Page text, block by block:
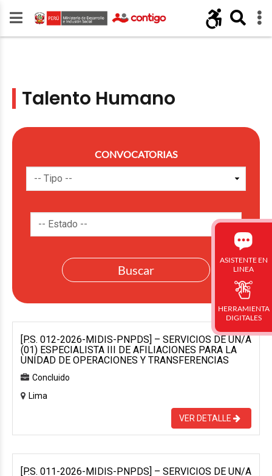
Talento Humano
CONVOCATORIAS
[P.S. 012-2026-MIDIS-PNPDS] – SERVICIOS DE UN/A
(01) ESPECIALISTA III DE AFILIACIONES PARA LA
UNIDAD DE OPERACIONES Y TRANSFERENCIAS
Concluido
Lima
VER DETALLE
[P.S. 011-2026-MIDIS-PNPDS] – SERVICIOS DE UN/A
ASISTENTE EN
LINEA
HERRAMIENTA
DIGITALES